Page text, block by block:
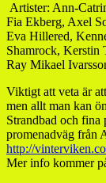
Artister: Ann-
Fia Ekberg, Axel
Eva Hillered,
Shamrock,
Ray Mikael
Viktigt att veta är
men allt man kan
Strandbad och fina
promenadväg från
http://
Mer info kommer